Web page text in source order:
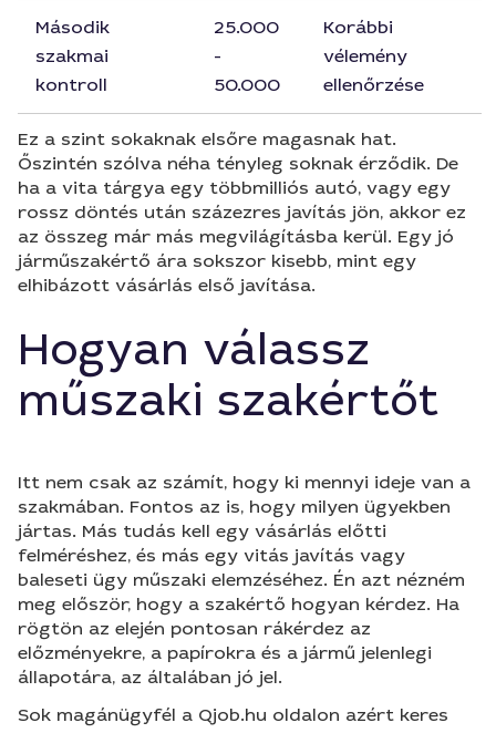
Második
szakmai
kontroll
25.000
-
50.000
Korábbi
vélemény
ellenőrzése
Ez a szint sokaknak elsőre magasnak hat.
Őszintén szólva néha tényleg soknak érződik. De
ha a vita tárgya egy többmilliós autó, vagy egy
rossz döntés után százezres javítás jön, akkor ez
az összeg már más megvilágításba kerül. Egy jó
járműszakértő ára sokszor kisebb, mint egy
elhibázott vásárlás első javítása.
Hogyan válassz
műszaki szakértőt
Itt nem csak az számít, hogy ki mennyi ideje van a
szakmában. Fontos az is, hogy milyen ügyekben
jártas. Más tudás kell egy vásárlás előtti
felméréshez, és más egy vitás javítás vagy
baleseti ügy műszaki elemzéséhez. Én azt nézném
meg először, hogy a szakértő hogyan kérdez. Ha
rögtön az elején pontosan rákérdez az
előzményekre, a papírokra és a jármű jelenlegi
állapotára, az általában jó jel.
Sok magánügyfél a Qjob.hu oldalon azért keres